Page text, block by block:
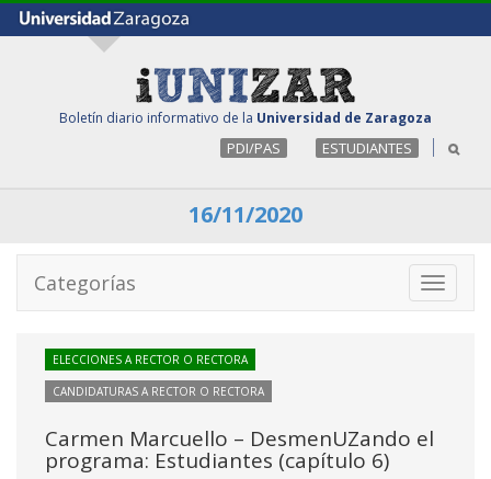
Boletín diario informativo de la Universidad de Zaragoza
PDI/PAS ESTUDIANTES
16/11/2020
Toggle
Categorías
ELECCIONES A RECTOR O RECTORA
CANDIDATURAS A RECTOR O RECTORA
Carmen Marcuello – DesmenUZando el
programa: Estudiantes (capítulo 6)